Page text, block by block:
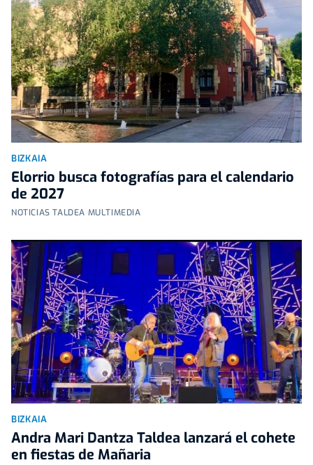
BIZKAIA
Elorrio busca fotografías para el calendario
de 2027
NOTICIAS TALDEA MULTIMEDIA
BIZKAIA
Andra Mari Dantza Taldea lanzará el cohete
en fiestas de Mañaria